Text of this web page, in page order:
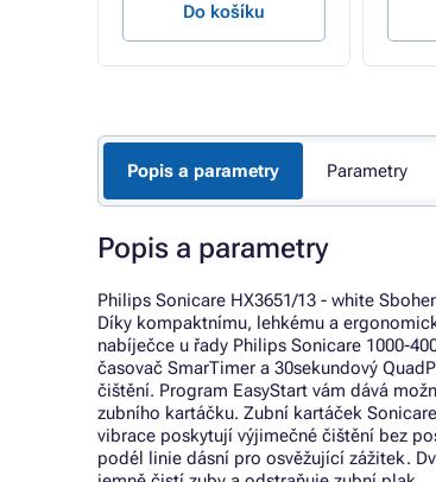
Do košíku
Popis a parametry Parametry
Popis a parametry
Philips Sonicare HX3651/13 - white
Díky kompaktnímu, lehkému a
nabíječce u řady Philips Sonicare 1000-
časovač SmarTimer a 30sekundový
čištění. Program EasyStart vám dává
zubního kartáčku. Zubní kartáček
vibrace poskytují výjimečné čištění bez
podél linie dásní pro osvěžující zážitek.